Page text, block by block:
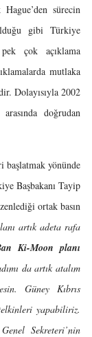
Hague’den sürecin
gibi Türkiye
çok açıklama
mutlaka
Dolayısıyla 2002
doğrudan
başlatmak yönünde
Başbakanı Tayip
ortak basın
artık adeta rafa
Ki-Moon planı
da artık atalım
Güney Kıbrıs
yapabiliriz.
Sekreteri’nin